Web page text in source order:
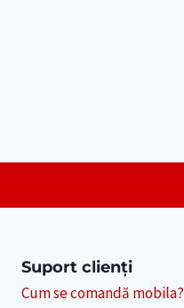
Suport clienți
Cum se comandă mobila?